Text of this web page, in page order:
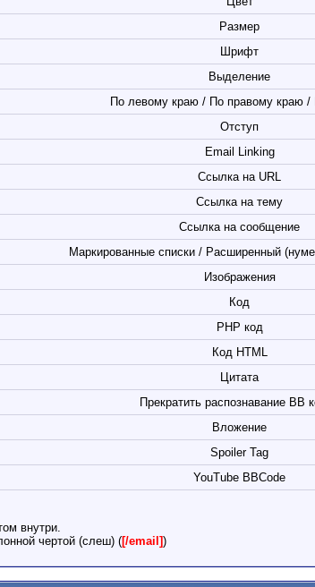
Размер
Шрифт
Выделение
По левому краю / По правому краю /
Отступ
Email Linking
Ссылка на URL
Ссылка на тему
Ссылка на сообщение
Маркированные списки / Расширенный
Изображения
Код
PHP код
Код HTML
Цитата
Прекратить распознавание BB
Вложение
Spoiler Tag
YouTube BBCode
внутри.
чертой (слеш) ([/email])